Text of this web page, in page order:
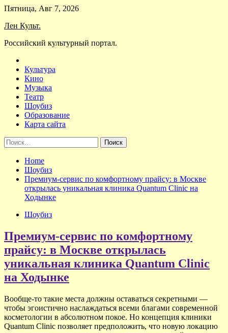
Skip
content
Пятница, Авг 7, 2026
Лен Культ.
Российский культурный портал.
Культура
Кино
Музыка
Театр
Шоубиз
Образование
Карта сайта
Найти:
Home
Шоубиз
Премиум-сервис по комфортному прайсу: в Москве
открылась уникальная клиника Quantum Clinic на
Ходынке
Шоубиз
Премиум-сервис по комфортному
прайсу: в Москве открылась
уникальная клиника Quantum Clinic
на Ходынке
Вообще-то такие места должны оставаться секретными —
чтобы эгоистично наслаждаться всеми благами современной
косметологии в абсолютном покое. Но концепция клиники
Quantum Clinic позволяет предположить, что новую локацию